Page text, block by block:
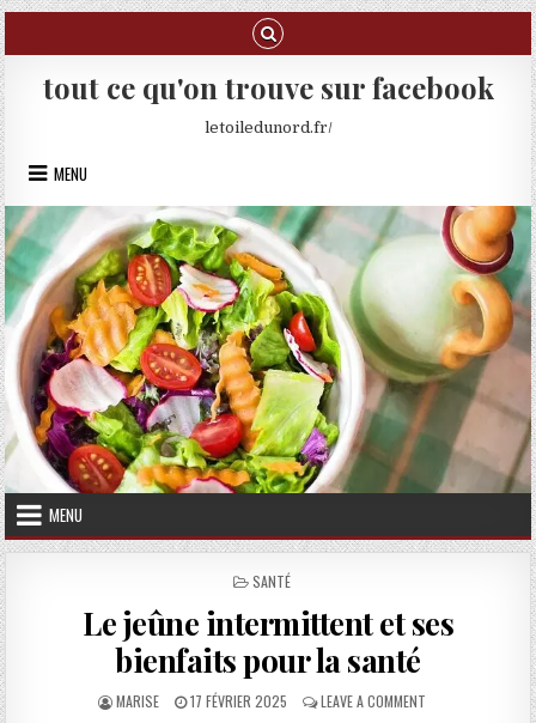
Skip to content
tout ce qu'on trouve sur facebook
letoiledunord.fr/
MENU
MENU
POSTED IN
SANTÉ
Le jeûne intermittent et ses
bienfaits pour la santé
AUTHOR:
MARISE PUBLISHED DATE:
17 FÉVRIER 2025 LEAVE A COMMENT ON LE JEÛNE